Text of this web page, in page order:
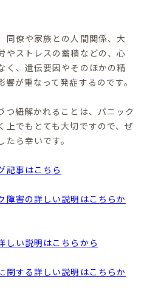
同僚や家族との人間関係、大
やストレスの蓄積などの、心
く、遺伝要因やそのほかの精
が重なって発症するのです。
つ紐解かれることは、パニック
上でもとても大切ですので、ぜ
ら幸いです。
記事はこちら
障害の詳しい説明はこちらか
しい説明はこちらから
関する詳しい説明はこちらか